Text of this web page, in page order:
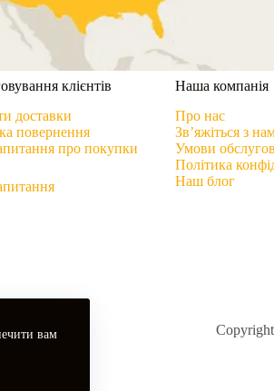
вам
клієнтів
доставки
повернення
про покупки
Наша компанія
Про нас
Зв’яжіться з
Умови
Політика
Наш блог